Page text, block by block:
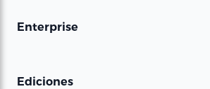
Enterprise
Ediciones